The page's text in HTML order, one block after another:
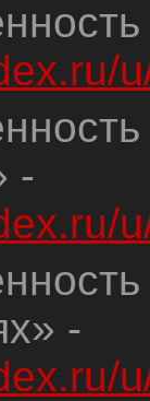
-
-